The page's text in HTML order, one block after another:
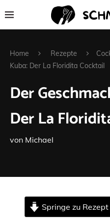
Home Rezepte
Kuba: Der La Floridita Cocktail
Der
Der La
von Michael
Springe zu Rezept